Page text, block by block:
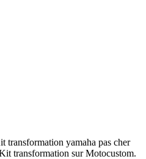
transformation yamaha pas cher
transformation sur Motocustom.